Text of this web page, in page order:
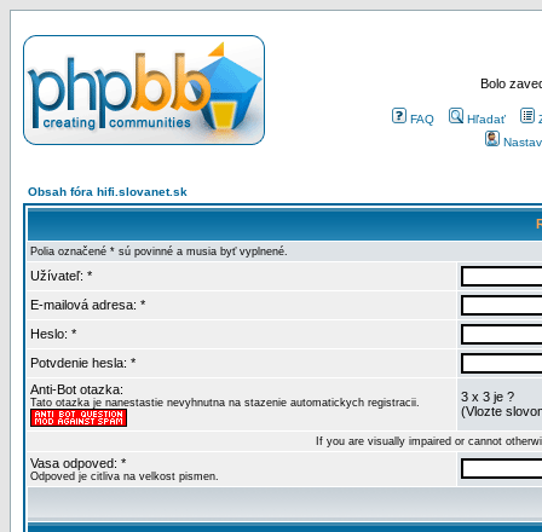
Bolo
FAQ Hľadať
Obsah fóra hifi.slovanet.sk
Polia označené * sú povinné a musia byť vyplnené.
Užívateľ: *
E-mailová adresa: *
Heslo: *
Potvdenie hesla: *
Anti-Bot otazka:
Tato otazka je nanestastie nevyhnutna na stazenie automatickych registracii.
3 x 3 je ?
(Vlozte
If you are visually impaired or cannot
Vasa odpoved: *
Odpoved je citliva na velkost pismen.